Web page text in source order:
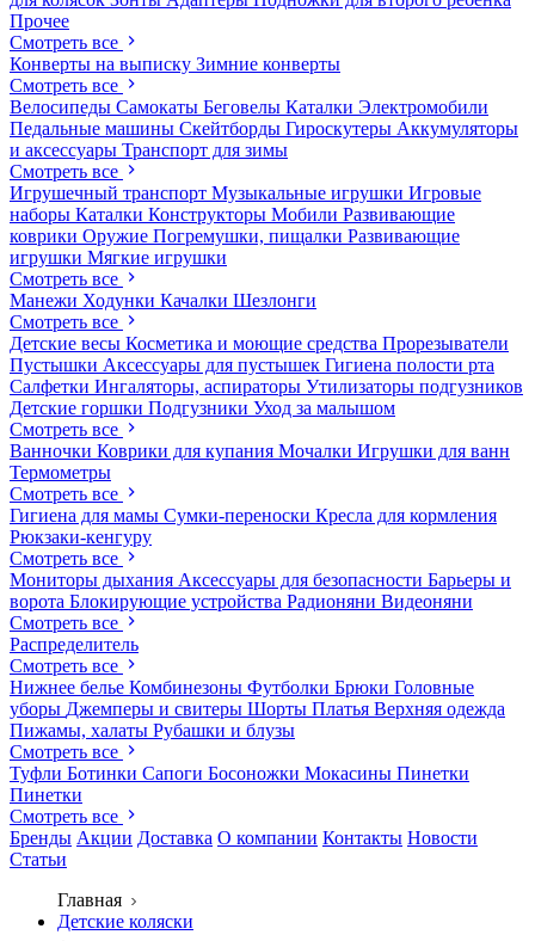
Прочее
Смотреть все
Конверты на выписку Зимние конверты
Смотреть все
Велосипеды Самокаты Беговелы Каталки Электромобили
Педальные машины Скейтборды Гироскутеры Аккумуляторы
и аксессуары Транспорт для зимы
Смотреть все
Игрушечный транспорт Музыкальные игрушки Игровые
наборы Каталки Конструкторы Мобили Развивающие
коврики Оружие Погремушки, пищалки Развивающие
игрушки Мягкие игрушки
Смотреть все
Манежи Ходунки Качалки Шезлонги
Смотреть все
Детские весы Косметика и моющие средства Прорезыватели
Пустышки Аксессуары для пустышек Гигиена полости рта
Салфетки Ингаляторы, аспираторы Утилизаторы подгузников
Детские горшки Подгузники Уход за малышом
Смотреть все
Ванночки Коврики для купания Мочалки Игрушки для ванн
Термометры
Смотреть все
Гигиена для мамы Сумки-переноски Кресла для кормления
Рюкзаки-кенгуру
Смотреть все
Мониторы дыхания Аксессуары для безопасности Барьеры и
ворота Блокирующие устройства Радионяни Видеоняни
Смотреть все
Распределитель
Смотреть все
Нижнее белье Комбинезоны Футболки Брюки Головные
уборы Джемперы и свитеры Шорты Платья Верхняя одежда
Пижамы, халаты Рубашки и блузы
Смотреть все
Туфли Ботинки Сапоги Босоножки Мокасины Пинетки
Пинетки
Смотреть все
Бренды Акции Доставка О компании Контакты Новости
Статьи
Главная
Детские коляски